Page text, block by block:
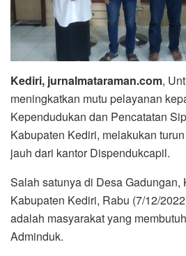
Kediri, jurnalmataraman.com,
meningkatkan mutu pelayanan
Kependudukan dan Pencatatan
Kabupaten Kediri, melakukan
jauh dari kantor Dispendukcapil.
Salah satunya di Desa Gadungan,
Kabupaten Kediri, Rabu (7/12/
adalah masyarakat yang
Adminduk.